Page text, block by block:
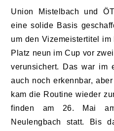
Union Mistelbach und
eine solide Basis
um den Vizemeistertitel
Platz neun im Cup vor
verunsichert. Das war im
auch noch erkennbar,
kam die Routine wieder
finden am 26. Mai
Neulengbach statt. Bis